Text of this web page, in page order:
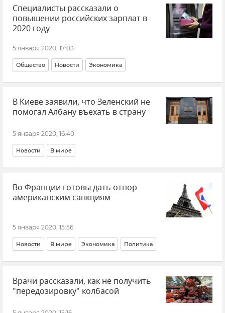
Специалисты рассказали о
повышении российских зарплат в
2020 году
5 января 2020, 17:03
Общество Новости Экономика
В Киеве заявили, что Зеленский не
помогал Албану въехать в страну
5 января 2020, 16:40
Новости В мире
Во Франции готовы дать отпор
американским санкциям
5 января 2020, 15:56
Новости В мире Экономика Политика
Врачи рассказали, как не получить
"передозировку" колбасой